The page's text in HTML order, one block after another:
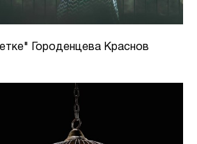
Городенцева Краснов